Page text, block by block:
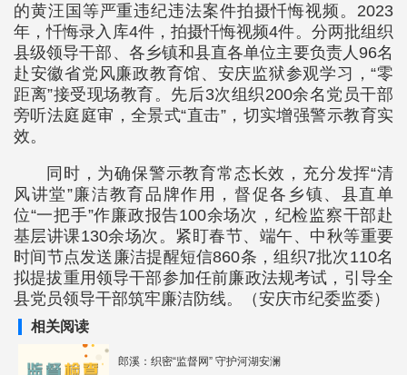
的黄汪国等严重违纪违法案件拍摄忏悔视频。2023
年，忏悔录入库4件，拍摄忏悔视频4件。分两批组织
县级领导干部、各乡镇和县直各单位主要负责人96名
赴安徽省党风廉政教育馆、安庆监狱参观学习，“零
距离”接受现场教育。先后3次组织200余名党员干部
旁听法庭庭审，全景式“直击”，切实增强警示教育实
效。
同时，为确保警示教育常态长效，充分发挥“清
风讲堂”廉洁教育品牌作用，督促各乡镇、县直单
位“一把手”作廉政报告100余场次，纪检监察干部赴
基层讲课130余场次。紧盯春节、端午、中秋等重要
时间节点发送廉洁提醒短信860条，组织7批次110名
拟提拔重用领导干部参加任前廉政法规考试，引导全
县党员领导干部筑牢廉洁防线。（安庆市纪委监委）
相关阅读
郎溪：织密“监督网” 守护河湖安澜